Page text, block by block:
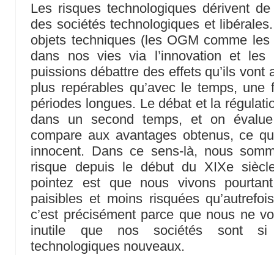
Les risques technologiques dérivent
des sociétés technologiques et
objets techniques (les OGM comme
dans nos vies via l’innovation et les
puissions débattre des effets qu’ils vont
plus repérables qu’avec le temps,
périodes longues. Le débat et la
dans un second temps, et on
compare aux avantages obtenus, ce
innocent. Dans ce sens-là, nous
risque depuis le début du XIXe
pointez est que nous vivons
paisibles et moins risquées
c’est précisément parce que nous ne
inutile que nos sociétés sont si
technologiques nouveaux.